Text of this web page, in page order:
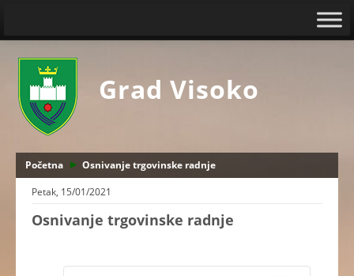
Grad Visoko
Početna
Osnivanje trgovinske radnje
Petak, 15/01/2021
Osnivanje trgovinske radnje